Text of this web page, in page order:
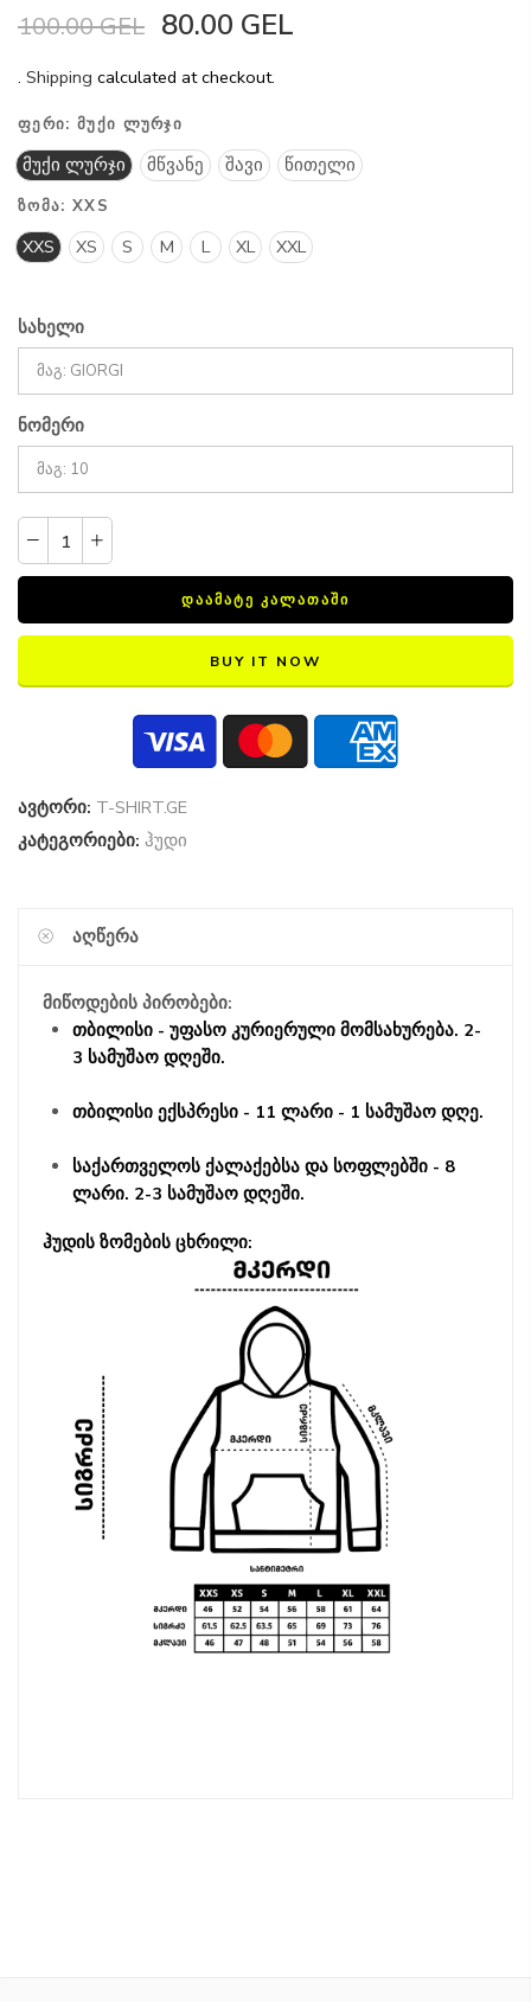
100.00 GEL 80.00 GEL
. Shipping calculated at checkout.
ᲤᲔᲠᲘ: ᲛᲣᲥᲘ ᲚᲣᲠᲯᲘ
მუქი ლურჯი მწვანე შავი წითელი
ᲖᲝᲛᲐ: XXS
XXS XS S M L XL XXL
სახელი
ნომერი
ᲓᲐᲐᲛᲐᲢᲔ ᲙᲐᲚᲐᲗᲐᲨᲘ
BUY IT NOW
ავტორი: T-SHIRT.GE
კატეგორიები: ჰუდი
ᲐᲦᲬᲔᲠᲐ
მიწოდების პირობები:
თბილისი - უფასო კურიერული მომსახურება. 2-
3 სამუშაო დღეში.
თბილისი ექსპრესი - 11 ლარი - 1 სამუშაო დღე.
საქართველოს ქალაქებსა და სოფლებში - 8
ლარი. 2-3 სამუშაო დღეში.
ჰუდის ზომების ცხრილი: